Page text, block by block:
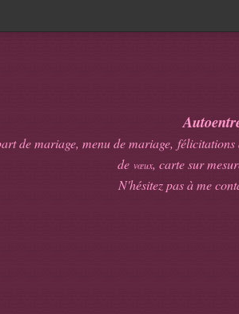
de mariage, menu de mariage,
de vœux, carte sur
N'hésitez pas à me